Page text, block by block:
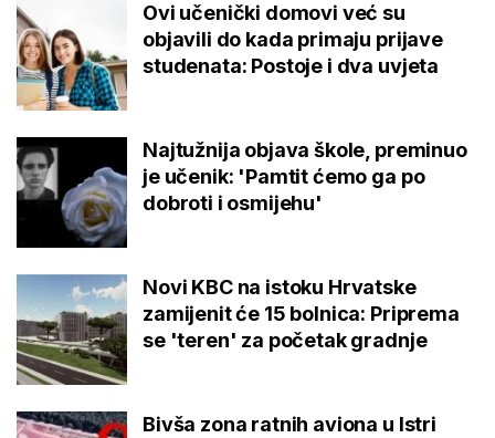
Ovi učenički domovi već su
objavili do kada primaju prijave
studenata: Postoje i dva uvjeta
Najtužnija objava škole, preminuo
je učenik: 'Pamtit ćemo ga po
dobroti i osmijehu'
Novi KBC na istoku Hrvatske
zamijenit će 15 bolnica: Priprema
se 'teren' za početak gradnje
Bivša zona ratnih aviona u Istri